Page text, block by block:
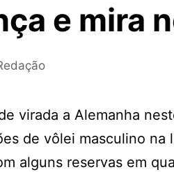
e mira
virada a Alemanha
de vôlei masculino
alguns reservas em